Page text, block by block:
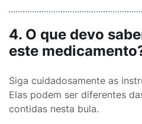
4. O que devo
este
Siga cuidadosamente as
Elas podem ser diferentes
contidas nesta bula.